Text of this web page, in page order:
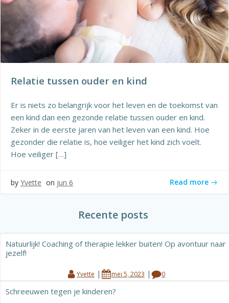
Relatie tussen ouder en kind
Er is niets zo belangrijk voor het leven en de toekomst van
een kind dan een gezonde relatie tussen ouder en kind.
Zeker in de eerste jaren van het leven van een kind. Hoe
gezonder die relatie is, hoe veiliger het kind zich voelt.
Hoe veiliger […]
by Yvette on jun 6 Read more
Recente posts
Natuurlijk! Coaching of therapie lekker buiten! Op avontuur naar
jezelf!
Yvette | mei 5, 2023 | 0
Schreeuwen tegen je kinderen?